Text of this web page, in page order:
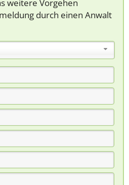
weitere Vorgehen
durch einen Anwalt